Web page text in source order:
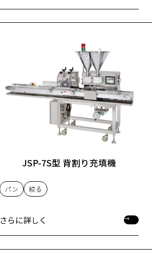
JSP-7S型 背割り充填機
パン 絞る
さらに詳しく